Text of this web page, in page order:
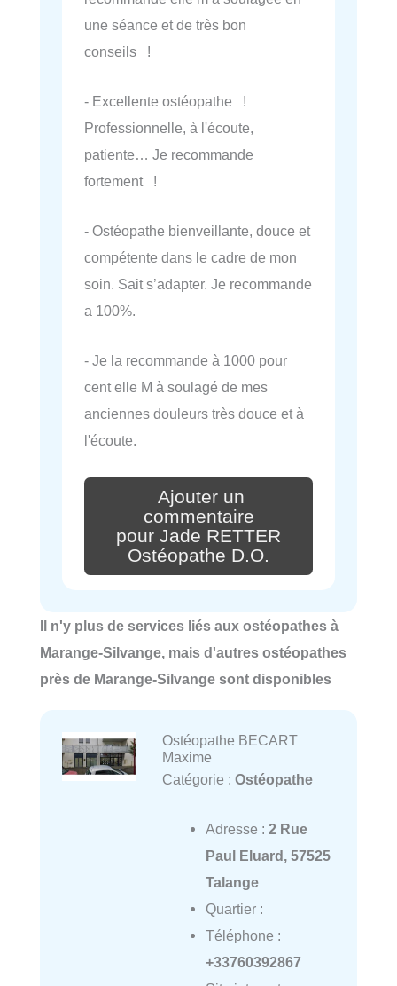
une séance et de très bon
conseils !
- Excellente ostéopathe !
Professionnelle, à l'écoute,
patiente… Je recommande
fortement !
- Ostéopathe bienveillante, douce et
compétente dans le cadre de mon
soin. Sait s’adapter. Je recommande
a 100%.
- Je la recommande à 1000 pour
cent elle M à soulagé de mes
anciennes douleurs très douce et à
l'écoute.
Ajouter un
commentaire
pour Jade RETTER
Ostéopathe D.O.
Il n'y plus de services liés aux ostéopathes à
Marange-Silvange, mais d'autres ostéopathes
près de Marange-Silvange sont disponibles
Ostéopathe BECART
Maxime
Catégorie : Ostéopathe
Adresse : 2 Rue
Paul Eluard, 57525
Talange
Quartier :
Téléphone :
+33760392867